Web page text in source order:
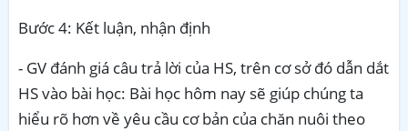
Bước 4: Kết luận, nhận định
- GV đánh giá câu trả lời của HS, trên cơ sở đó dẫn dắt
HS vào bài học: Bài học hôm nay sẽ giúp chúng ta
hiểu rõ hơn về yêu cầu cơ bản của chăn nuôi theo